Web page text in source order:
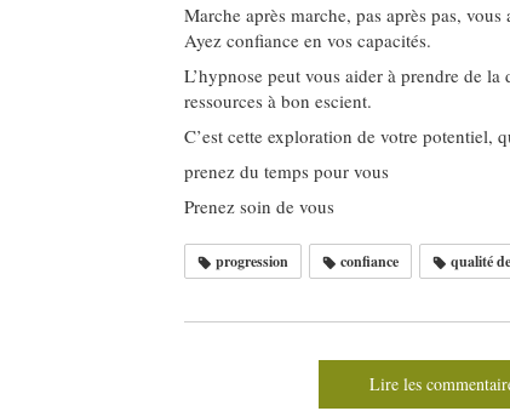
Marche après marche, pas après pas,
Ayez confiance en vos capacités.
L’hypnose peut vous aider à prendre de
ressources à bon escient.
C’est cette exploration de votre potentiel,
prenez du temps pour vous
Prenez soin de vous
progression confiance qualité
Lire les